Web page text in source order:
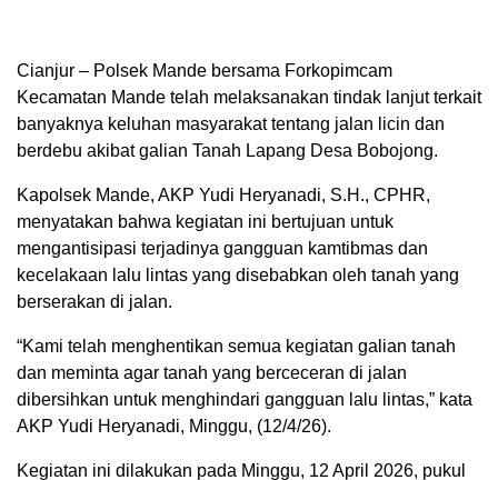
Cianjur – Polsek Mande bersama Forkopimcam
Kecamatan Mande telah melaksanakan tindak lanjut terkait
banyaknya keluhan masyarakat tentang jalan licin dan
berdebu akibat galian Tanah Lapang Desa Bobojong.
Kapolsek Mande, AKP Yudi Heryanadi, S.H., CPHR,
menyatakan bahwa kegiatan ini bertujuan untuk
mengantisipasi terjadinya gangguan kamtibmas dan
kecelakaan lalu lintas yang disebabkan oleh tanah yang
berserakan di jalan.
“Kami telah menghentikan semua kegiatan galian tanah
dan meminta agar tanah yang berceceran di jalan
dibersihkan untuk menghindari gangguan lalu lintas,” kata
AKP Yudi Heryanadi, Minggu, (12/4/26).
Kegiatan ini dilakukan pada Minggu, 12 April 2026, pukul